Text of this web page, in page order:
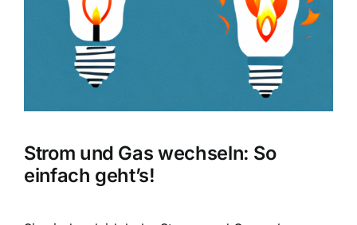
Strom und Gas wechseln: So
einfach geht’s!